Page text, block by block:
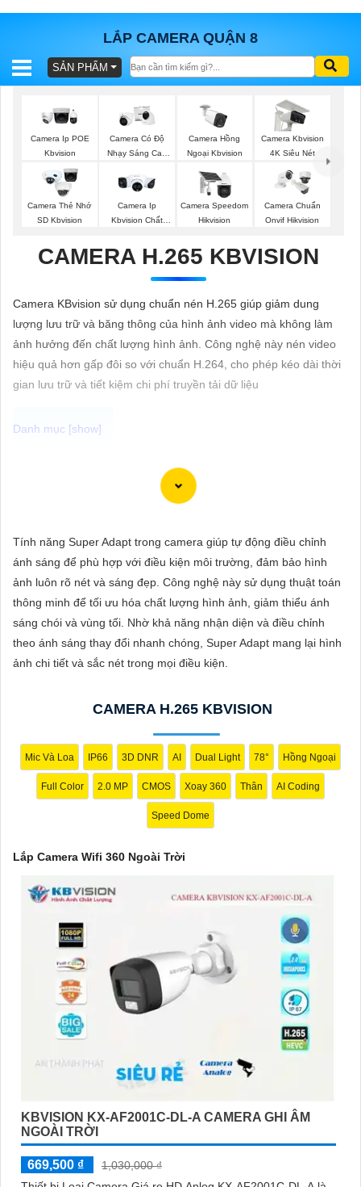
LẮP CAMERA QUẬN 8
BÁO
TRỌN
GÓI
SẢN
TƯ
VẤN
LẮP
ĐẶT
PHỤ
VỤ
SẢN PHẨM
Camera Ip POE
Kbvision
Camera Có Độ
Nhạy Sáng Cao
Camera Hồng
Ngoại Kbvision
Camera Kbvision
4K Siêu Nét
Camera Thẻ Nhớ
SD Kbvision
Camera Ip
Kbvision Chất
Camera Speedom
Hikvision
Camera Chuẩn
Onvif Hikvision
CAMERA H.265 KBVISION
Camera KBvision sử dụng chuẩn nén H.265 giúp giảm dung
lượng lưu trữ và băng thông của hình ảnh video mà không làm
ảnh hưởng đến chất lượng hình ảnh. Công nghệ này nén video
hiệu quả hơn gấp đôi so với chuẩn H.264, cho phép kéo dài thời
gian lưu trữ và tiết kiệm chi phí truyền tải dữ liệu
Camera Wifi 360 Ngoài Trời là một option vô cùng tốt giúp đảm
an ninh cho không gian của bạn một cách hiệu quả, đặc biệt là
camera wifi 360 ngoài trời, bạn có thể yên tâm mà không cần lo
Tính năng Super Adapt trong camera giúp tự động điều chỉnh
ánh sáng để phù hợp với điều kiện môi trường, đảm bảo hình
ảnh luôn rõ nét và sáng đẹp. Công nghệ này sử dụng thuật toán
thông minh để tối ưu hóa chất lượng hình ảnh, giảm thiểu ánh
sáng chói và vùng tối. Nhờ khả năng nhận diện và điều chỉnh
theo ánh sáng thay đổi nhanh chóng, Super Adapt mang lại hình
ảnh chi tiết và sắc nét trong mọi điều kiện.
CAMERA H.265 KBVISION
Mic Và Loa IP66 3D DNR AI Dual Light 78° Hồng Ngoại
Full Color 2.0 MP CMOS Xoay 360 Thân AI Coding
Speed Dome
Lắp Camera Wifi 360 Ngoài Trời
KBVISION KX-AF2001C-DL-A CAMERA GHI ÂM
NGOÀI TRỜI
669,500 ₫
1,030,000 ₫